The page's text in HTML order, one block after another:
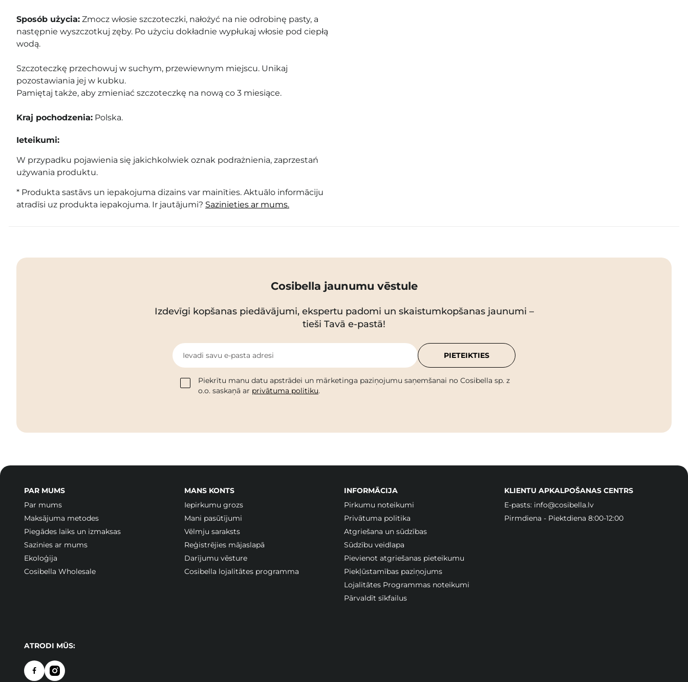
Sposób użycia: Zmocz włosie szczoteczki, nałożyć na nie odrobinę pasty, a
następnie wyszczotkuj zęby. Po użyciu dokładnie wypłukaj włosie pod ciepłą
wodą.
Szczoteczkę przechowuj w suchym, przewiewnym miejscu. Unikaj
pozostawiania jej w kubku.
Pamiętaj także, aby zmieniać szczoteczkę na nową co 3 miesiące.
Kraj pochodzenia: Polska.
Ieteikumi:
W przypadku pojawienia się jakichkolwiek oznak podrażnienia, zaprzestań
używania produktu.
* Produkta sastāvs un iepakojuma dizains var mainīties. Aktuālo informāciju
atradīsi uz produkta iepakojuma. Ir jautājumi? Sazinieties ar mums.
Cosibella jaunumu vēstule
Izdevīgi kopšanas piedāvājumi, ekspertu padomi un skaistumkopšanas jaunumi –
tieši Tavā e-pastā!
Ievadi savu e-pasta adresi
Piekrītu manu datu apstrādei un mārketinga paziņojumu saņemšanai no Cosibella sp. z
o.o. saskaņā ar privātuma politiku.
PIETEIKTIES
PAR MUMS
Par mums
Maksājuma metodes
Piegādes laiks un izmaksas
Sazinies ar mums
Ekoloģija
Cosibella Wholesale
MANS KONTS
Iepirkumu grozs
Mani pasūtījumi
Vēlmju saraksts
Reģistrējies mājaslapā
Darījumu vēsture
Cosibella lojalitātes programma
INFORMĀCIJA
Pirkumu noteikumi
Privātuma politika
Atgriešana un sūdzības
Sūdzību veidlapa
Pievienot atgriešanas pieteikumu
Piekļūstamības paziņojums
Lojalitātes Programmas noteikumi
Pārvaldīt sīkfailus
KLIENTU APKALPOŠANAS CENTRS
E-pasts: info@cosibella.lv
Pirmdiena - Piektdiena 8:00-12:00
ATRODI MŪS: